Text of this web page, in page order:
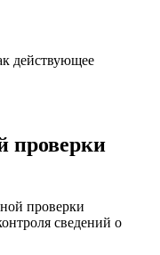
действующее
проверки
проверки
сведений о